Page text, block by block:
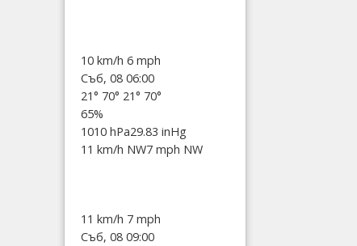
10 km/h 6 mph
Съб, 08 06:00
21° 70° 21° 70°
65%
1010 hPa29.83 inHg
11 km/h NW7 mph NW
11 km/h 7 mph
Съб, 08 09:00